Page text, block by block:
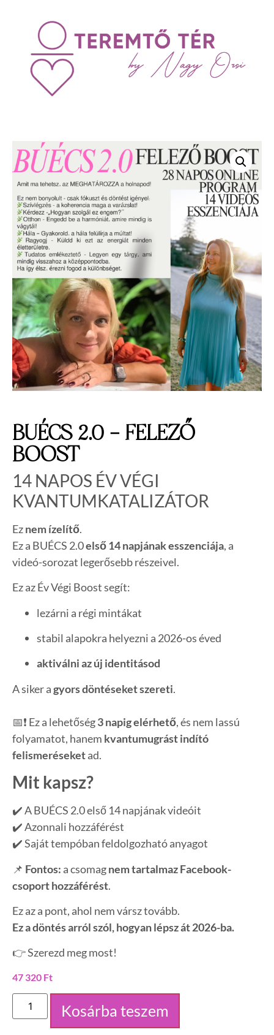
BUÉCS 2.0 – FELEZŐ
BOOST
14 NAPOS ÉV VÉGI
KVANTUMKATALIZÁTOR
Eznem ízelítő.
Ez a BUÉCS 2.0első 14 napjának esszenciája, a
videó-sorozat legerősebb részeivel.
Ez az Év Végi Boost segít:
lezárni a régi mintákat
stabil alapokra helyezni a 2026-os éved
aktiválni az új identitásod
A siker agyors döntéseket szereti.
📅❗ Ez a lehetőség3 napig elérhető, és nem lassú
folyamatot, hanem kvantumugrást indító
felismeréseketad.
Mit kapsz?
✔️ A BUÉCS 2.0 első 14 napjának videóit
✔️ Azonnali hozzáférést
✔️ Saját tempóban feldolgozható anyagot
📌 Fontos: a csomagnem tartalmaz Facebook-
csoport hozzáférést.
Ez az a pont, ahol nem vársz tovább.
Ez a döntés arról szól, hogyan lépsz át 2026-ba.
👉 Szerezd meg most!
47 320 Ft
Kosárba teszem